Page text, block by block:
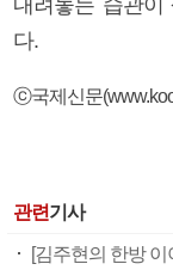
다.
ⓒ국제신문
관련기사
[김주현의 한방